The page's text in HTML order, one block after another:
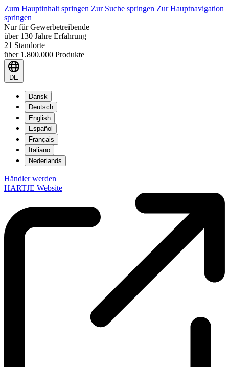
Zum Hauptinhalt springen Zur Suche springen Zur Hauptnavigation
springen
Nur für Gewerbetreibende
über 130 Jahre Erfahrung
21 Standorte
über 1.800.000 Produkte
DE
Dansk
Deutsch
English
Español
Français
Italiano
Nederlands
Händler werden
HARTJE Website